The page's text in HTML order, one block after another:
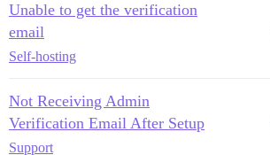
Unable to get the verification
email
Self-hosting
Not Receiving Admin
Verification Email After Setup
Support